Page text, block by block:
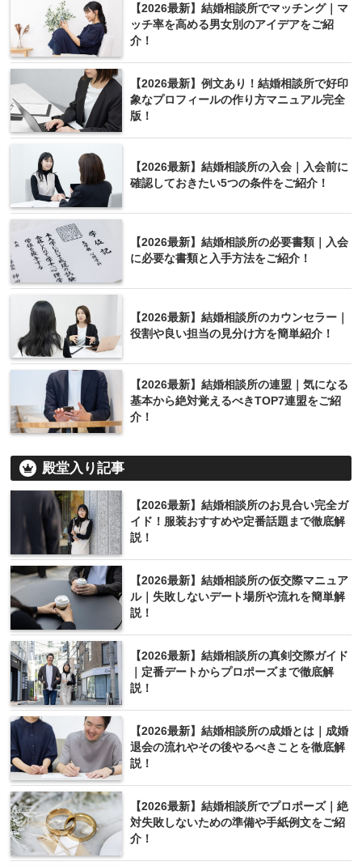
【2026最新】結婚相談所でマッチング｜マ
ッチ率を高める男女別のアイデアをご紹
介！
【2026最新】例文あり！結婚相談所で好印
象なプロフィールの作り方マニュアル完全
版！
【2026最新】結婚相談所の入会｜入会前に
確認しておきたい5つの条件をご紹介！
【2026最新】結婚相談所の必要書類｜入会
に必要な書類と入手方法をご紹介！
【2026最新】結婚相談所のカウンセラー｜
役割や良い担当の見分け方を簡単紹介！
【2026最新】結婚相談所の連盟｜気になる
基本から絶対覚えるべきTOP7連盟をご紹
介！
殿堂入り記事
【2026最新】結婚相談所のお見合い完全ガ
イド！服装おすすめや定番話題まで徹底解
説！
【2026最新】結婚相談所の仮交際マニュア
ル｜失敗しないデート場所や流れを簡単解
説！
【2026最新】結婚相談所の真剣交際ガイド
｜定番デートからプロポーズまで徹底解
説！
【2026最新】結婚相談所の成婚とは｜成婚
退会の流れやその後やるべきことを徹底解
説！
【2026最新】結婚相談所でプロポーズ｜絶
対失敗しないための準備や手紙例文をご紹
介！